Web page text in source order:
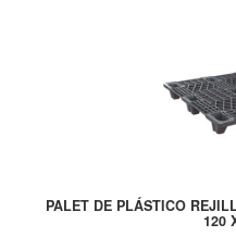
PALET DE PLÁSTICO
120